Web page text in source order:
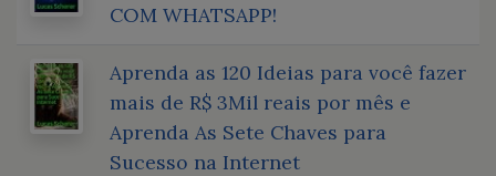
COM WHATSAPP!
Aprenda as 120 Ideias para você fazer
mais de R$ 3Mil reais por mês e
Aprenda As Sete Chaves para
Sucesso na Internet